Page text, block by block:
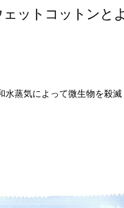
ットコットンと
蒸気によって微生物を殺滅